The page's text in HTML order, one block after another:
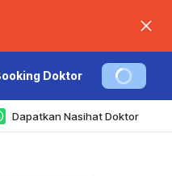
Doktor
Dapatkan Nasihat Doktor